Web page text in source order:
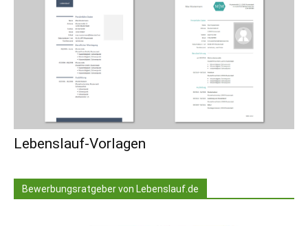
Lebenslauf-Vorlagen
Bewerbungsratgeber von Lebenslauf.de